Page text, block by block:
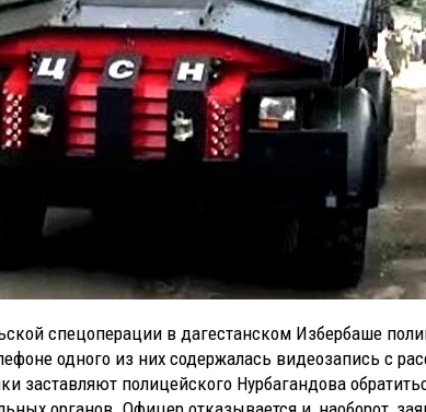
спецоперации в дагестанском Избербаше
одного из них содержалась видеозапись с
заставляют полицейского Нурбагандова